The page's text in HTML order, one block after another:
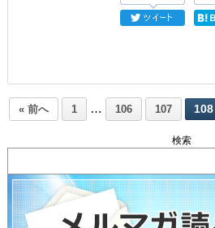
« 前へ 1 … 106 107 108
検索